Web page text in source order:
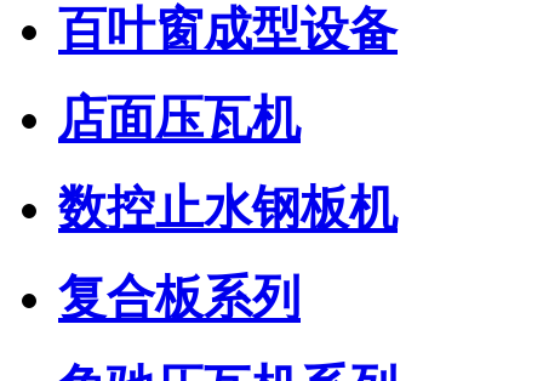
百叶窗成型设备
店面压瓦机
数控止水钢板机
复合板系列